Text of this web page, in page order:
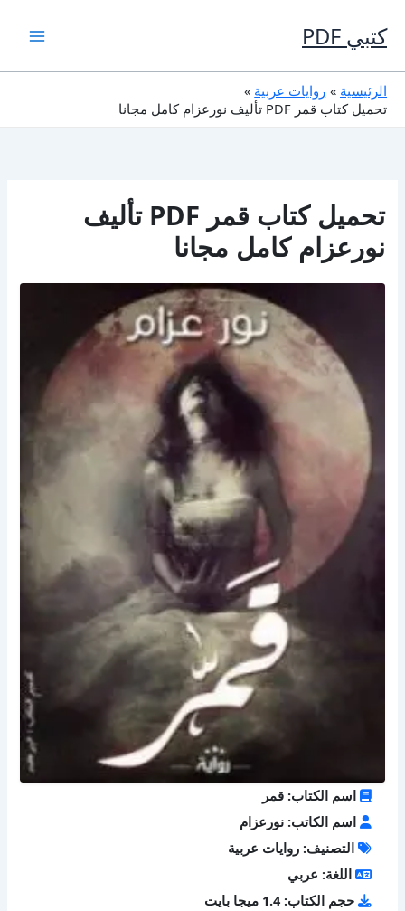
إلى
المحتوى
كتبي PDF
الرئيسية
روايات عربية
تحميل كتاب قمر PDF تأليف نورعزام كامل مجانا
تحميل كتاب قمر PDF تأليف
نورعزام كامل مجانا
اسم الكتاب: قمر
اسم الكاتب: نورعزام
التصنيف: روايات عربية
اللغة: عربي
حجم الكتاب: 1.4 ميجا بايت